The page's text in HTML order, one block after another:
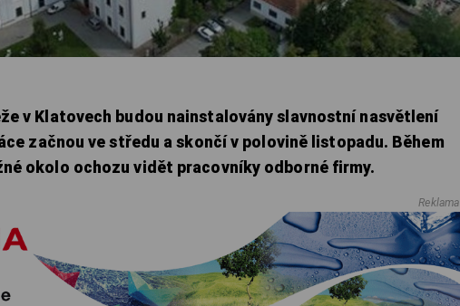
v Klatovech budou nainstalovány slavnostní nasvětlení
začnou ve středu a skončí v polovině listopadu. Během
okolo ochozu vidět pracovníky odborné firmy.
Reklama